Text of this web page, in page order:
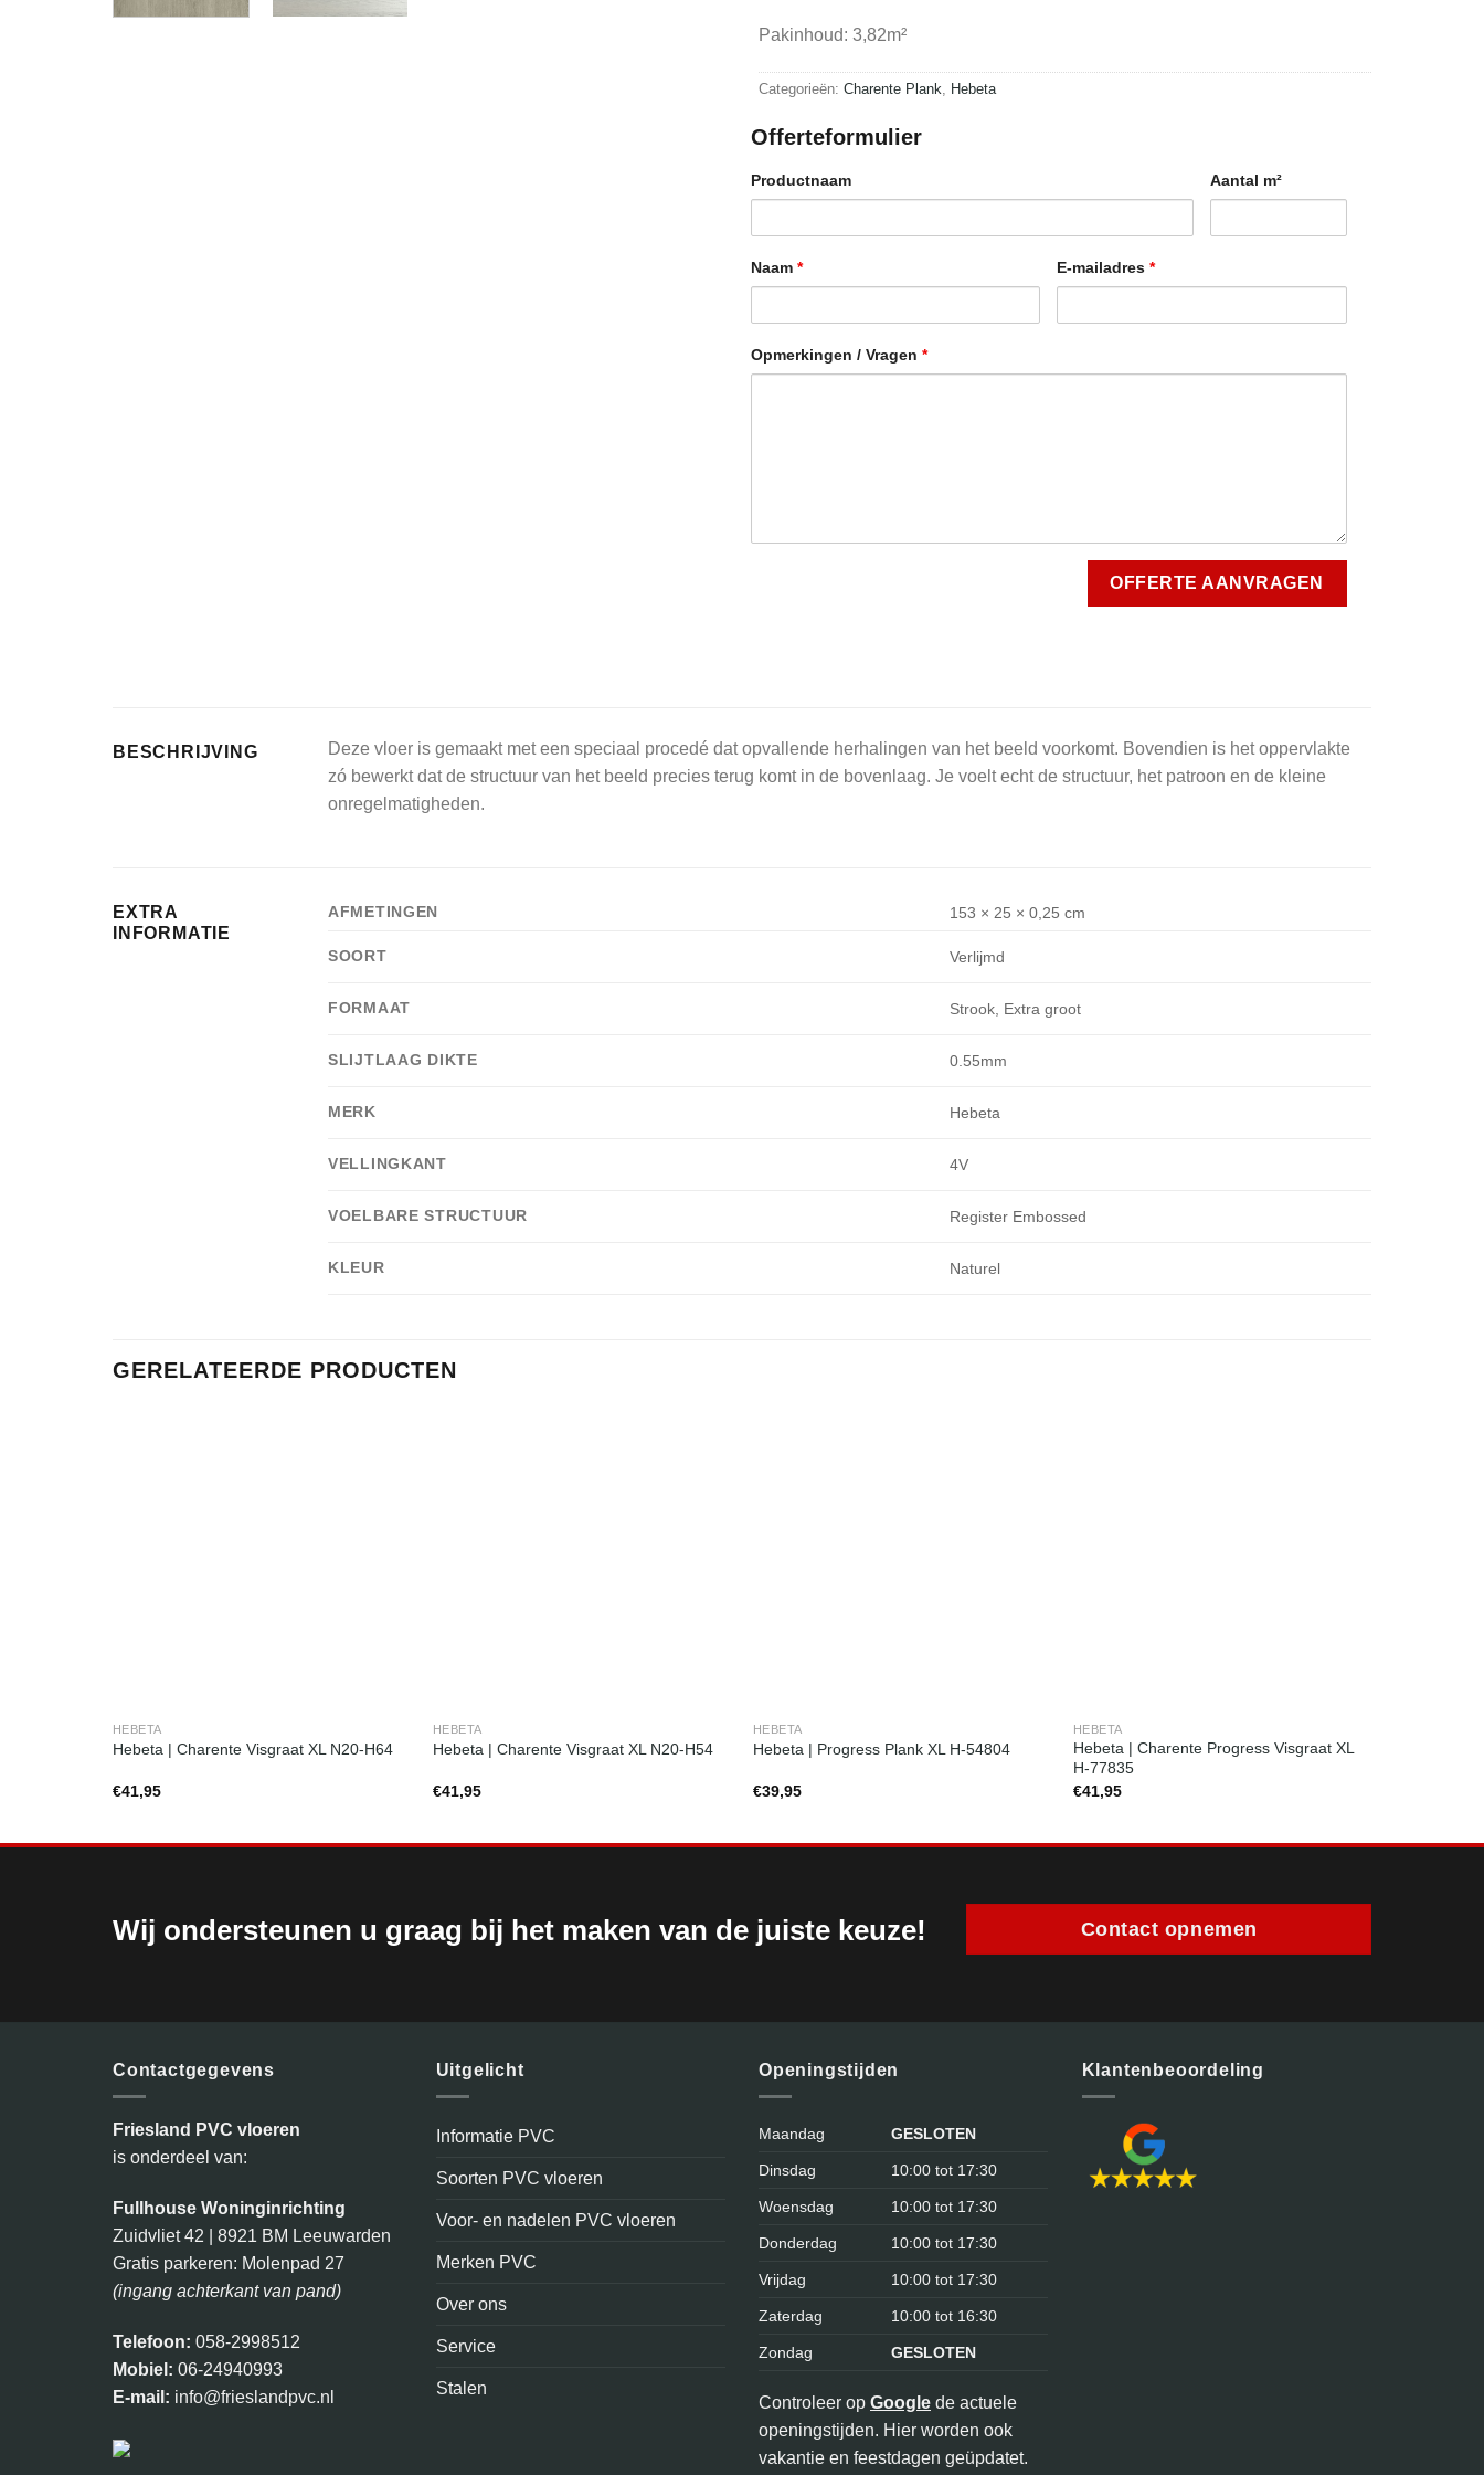
Pakinhoud: 3,82m²
Categorieën: Charente Plank Hebeta
Offerteformulier
Productnaam Aantal m²
Naam * E-mailadres *
Opmerkingen / Vragen *
BESCHRIJVING
Deze vloer is gemaakt met een speciaal procedé dat opvallende herhalingen van het beeld voorkomt. Bovendien is het oppervlakte
zó bewerkt dat de structuur van het beeld precies terug komt in de bovenlaag. Je voelt echt de structuur, het patroon en de kleine
onregelmatigheden.
EXTRA
INFORMATIE
AFMETINGEN 153 × 25 × 0,25 cm
SOORT Verlijmd
FORMAAT Strook, Extra groot
SLIJTLAAG DIKTE 0.55mm
MERK Hebeta
VELLINGKANT 4V
VOELBARE STRUCTUUR Register Embossed
KLEUR Naturel
GERELATEERDE PRODUCTEN
HEBETA
Hebeta | Charente Visgraat XL N20-H64
€41,95
HEBETA
Hebeta | Charente Visgraat XL N20-H54
€41,95
HEBETA
Hebeta | Progress Plank XL H-54804
€39,95
HEBETA
Hebeta | Charente Progress Visgraat XL
H-77835
€41,95
Wij ondersteunen u graag bij het maken van de juiste keuze! Contact opnemen
Contactgegevens
Friesland PVC vloeren
is onderdeel van:
Fullhouse Woninginrichting
Zuidvliet 42 | 8921 BM Leeuwarden
Gratis parkeren: Molenpad 27
(ingang achterkant van pand)
Telefoon: 058-2998512
Mobiel: 06-24940993
E-mail: info@frieslandpvc.nl
Uitgelicht
Informatie PVC
Soorten PVC vloeren
Voor- en nadelen PVC vloeren
Merken PVC
Over ons
Service
Stalen
Openingstijden
Maandag GESLOTEN
Dinsdag 10:00 tot 17:30
Woensdag 10:00 tot 17:30
Donderdag 10:00 tot 17:30
Vrijdag 10:00 tot 17:30
Zaterdag 10:00 tot 16:30
Zondag GESLOTEN
Controleer op Google de actuele
openingstijden. Hier worden ook
vakantie en feestdagen geüpdatet.
Klantenbeoordeling